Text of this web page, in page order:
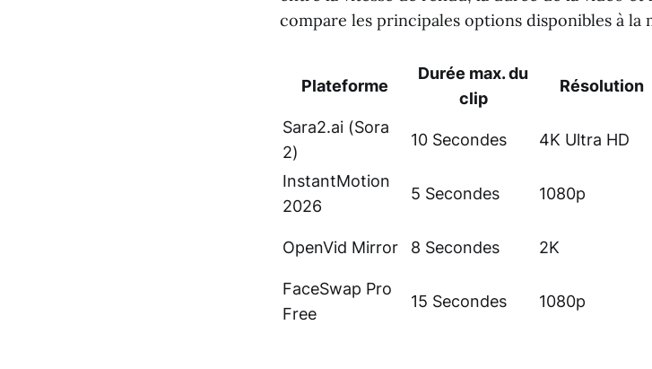
compare les principales options disponibles à la
Plateforme
Durée max. du
clip
Résolution
Sara2.ai (Sora
2)
10 Secondes 4K Ultra HD
InstantMotion
2026
5 Secondes 1080p
OpenVid Mirror 8 Secondes 2K
FaceSwap Pro
Free
15 Secondes 1080p